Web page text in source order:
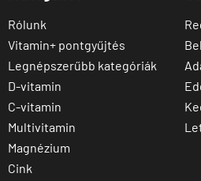
Rólunk
Vitamin+ pontgyűjtés
Legnépszerűbb kategóriák
D-vitamin
C-vitamin
Multivitamin
Magnézium
Cink